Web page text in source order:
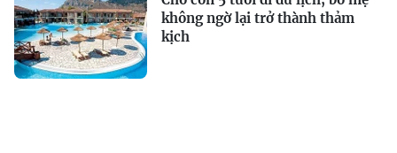
không ngờ lại trở thành thảm
kịch